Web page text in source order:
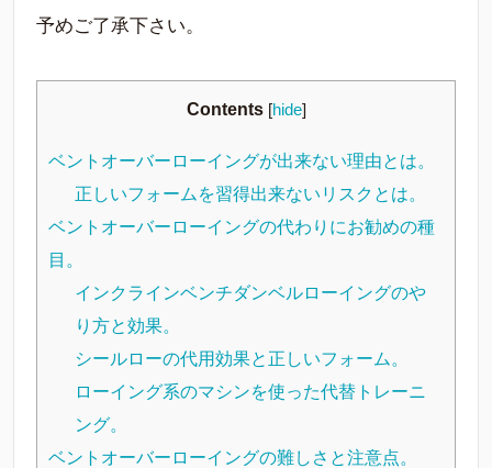
予めご了承下さい。
Contents [hide]
ベントオーバーローイングが出来ない理由とは。
正しいフォームを習得出来ないリスクとは。
ベントオーバーローイングの代わりにお勧めの種
目。
インクラインベンチダンベルローイングのや
り方と効果。
シールローの代用効果と正しいフォーム。
ローイング系のマシンを使った代替トレーニ
ング。
ベントオーバーローイングの難しさと注意点。